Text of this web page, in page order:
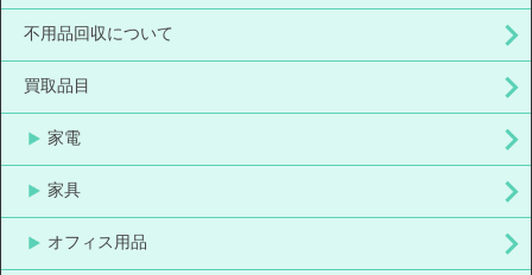
不用品回収について
買取品目
家電
家具
オフィス用品